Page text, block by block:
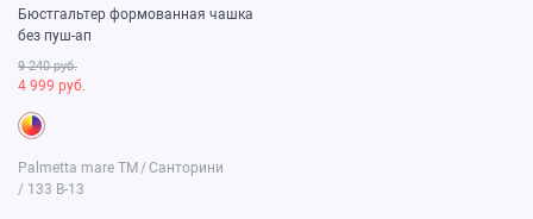
Бюстгальтер формованная чашка
без пуш-ап
9 240 руб.
4 999 руб.
Palmetta mare TM /Санторини
/ 133 B-13